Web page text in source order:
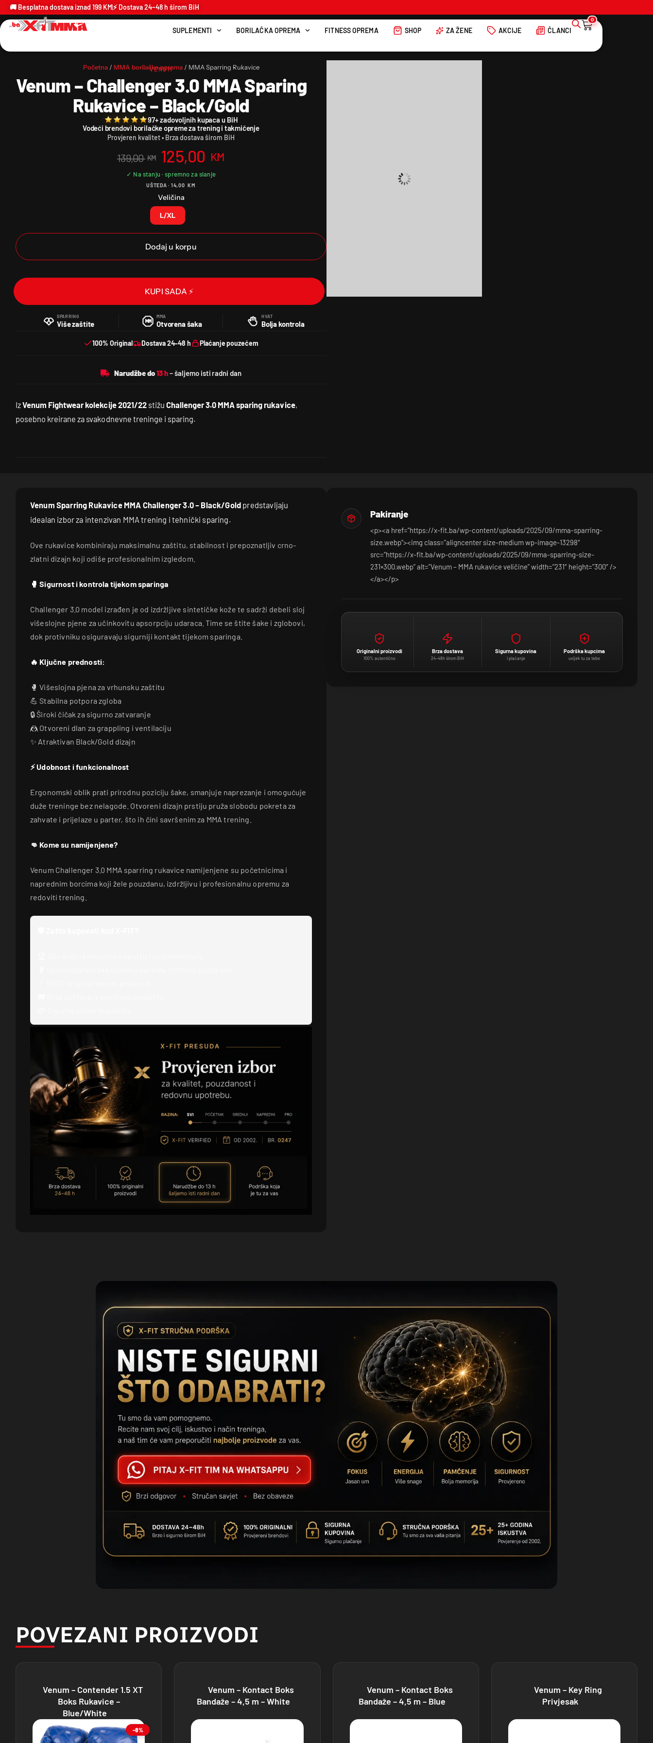
🚚 Besplatna dostava iznad 199 KM⚡ Dostava 24–48 h širom BiH
SUPLEMENTI BORILAČKA OPREMA FITNESS OPREMA SHOP ZA ŽENE AKCIJE ČLANCI
0
Početna/ MMA borilačka oprema/ MMA Sparring Rukavice
VENUM
Venum – Challenger 3.0 MMA Sparing
Rukavice – Black/Gold
97+ zadovoljnih kupaca u BiH
Vodeći brendovi borilačke opreme za trening i takmičenje
Provjeren kvalitet • Brza dostava širom BiH
139,00 KM 125,00 KM
UŠTEDA · 14,00 KM
Veličina
L/XL
Dodaj u korpu
KUPI SADA ⚡
SPARRING
Više zaštite
MMA
Otvorena šaka
HVAT
Bolja kontrola
100% Original Dostava 24–48 h Plaćanje pouzećem
Narudžbe do
IzVenum Fightwear kolekcije 2021/22stižu Challenger 3.0 MMA sparing rukavice,
posebno kreirane za svakodnevne treninge i sparing.
Venum Sparring Rukavice MMA Challenger 3.0 – Black/Gold predstavljaju
idealan izbor za intenzivan MMA trening i tehnički sparing.
Ove rukavice kombiniraju maksimalnu zaštitu, stabilnost i prepoznatljiv crno-
zlatni dizajn koji odiše profesionalnim izgledom.
🥊 Sigurnost i kontrola tijekom sparinga
Challenger 3.0 model izrađen je od izdržljive sintetičke kože te sadrži debeli sloj
višeslojne pjene za učinkovitu apsorpciju udaraca. Time se štite šake i zglobovi,
dok protivniku osiguravaju sigurniji kontakt tijekom sparinga.
🔥 Ključne prednosti:
🥊 Višeslojna pjena za vrhunsku zaštitu
💪 Stabilna potpora zgloba
🔒 Široki čičak za sigurno zatvaranje
🤼 Otvoreni dlan za grappling i ventilaciju
✨ Atraktivan Black/Gold dizajn
⚡ Udobnost i funkcionalnost
Ergonomski oblik prati prirodnu poziciju šake, smanjuje naprezanje i omogućuje
duže treninge bez nelagode. Otvoreni dizajn prstiju pruža slobodu pokreta za
zahvate i prijelaze u parter, što ih čini savršenim za MMA trening.
👊 Kome su namijenjene?
Venum Challenger 3.0 MMA sparring rukavice namijenjene su početnicima i
naprednim borcima koji žele pouzdanu, izdržljivu i profesionalnu opremu za
redoviti trening.
Pakiranje
<p><a href=”https://x-fit.ba/wp-content/uploads/2025/09/mma-sparring-
size.webp”><img class=”aligncenter size-medium wp-image-13298″
src=”https://x-fit.ba/wp-content/uploads/2025/09/mma-sparring-size-
231×300.webp” alt=”Venum – MMA rukavice veličine” width=”231″ height=”300″ />
</a></p>
Originalni proizvodi
100% autentično
Brza dostava
24–48h širom BiH
Sigurna kupovina
i plaćanje
Podrška kupcima
uvijek tu za tebe
POVEZANI PROIZVODI
Venum – Contender 1.5 XT
Boks Rukavice –
Blue/White
-8%
Venum – Kontact Boks
Bandaže – 4,5 m – White
Venum – Kontact Boks
Bandaže – 4,5 m – Blue
Venum – Key Ring
Privjesak